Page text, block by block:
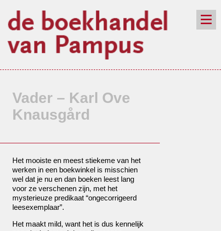
Vader – Karl Ove
Knausgård
Het mooiste en meest stiekeme van het
werken in een boekwinkel is misschien
wel dat je nu en dan boeken leest lang
voor ze verschenen zijn, met het
mysterieuze predikaat “ongecorrigeerd
leesexemplaar”.
Het maakt mild, want het is dus kennelijk